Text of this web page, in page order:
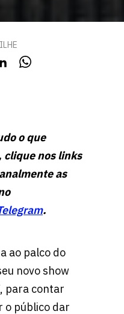
o que
clique nos links
as
.
ao palco do
novo show
para contar
o público dar